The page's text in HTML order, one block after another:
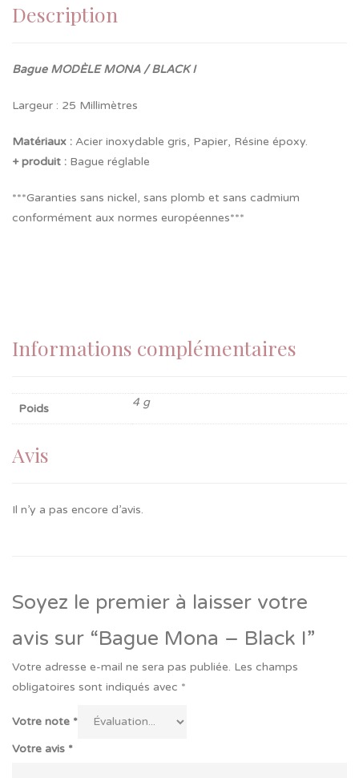
Description
Bague MODÈLE MONA / BLACK I
Largeur : 25 Millimètres
Matériaux : Acier inoxydable gris, Papier, Résine époxy.
+ produit : Bague réglable
***Garanties sans nickel, sans plomb et sans cadmium
conformément aux normes européennes***
Informations complémentaires
Poids 4 g
Avis
Il n’y a pas encore d’avis.
Soyez le premier à laisser votre
avis sur “Bague Mona – Black I”
Votre adresse e-mail ne sera pas publiée. Les champs
obligatoires sont indiqués avec *
Votre note *
Votre avis *